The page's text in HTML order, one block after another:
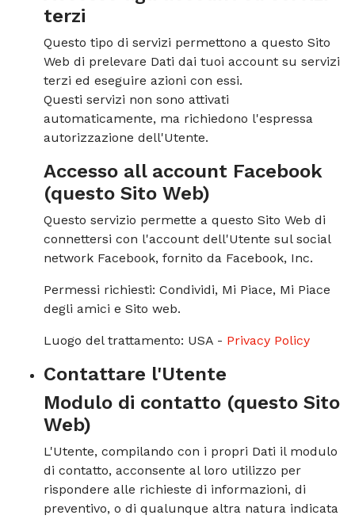
terzi
Questo tipo di servizi permettono a questo Sito
Web di prelevare Dati dai tuoi account su servizi
terzi ed eseguire azioni con essi.
Questi servizi non sono attivati
automaticamente, ma richiedono l'espressa
autorizzazione dell'Utente.
Accesso all account Facebook
(questo Sito Web)
Questo servizio permette a questo Sito Web di
connettersi con l'account dell'Utente sul social
network Facebook, fornito da Facebook, Inc.
Permessi richiesti: Condividi, Mi Piace, Mi Piace
degli amici e Sito web.
Luogo del trattamento: USA - Privacy Policy
Contattare l'Utente
Modulo di contatto (questo Sito
Web)
L'Utente, compilando con i propri Dati il modulo
di contatto, acconsente al loro utilizzo per
rispondere alle richieste di informazioni, di
preventivo, o di qualunque altra natura indicata